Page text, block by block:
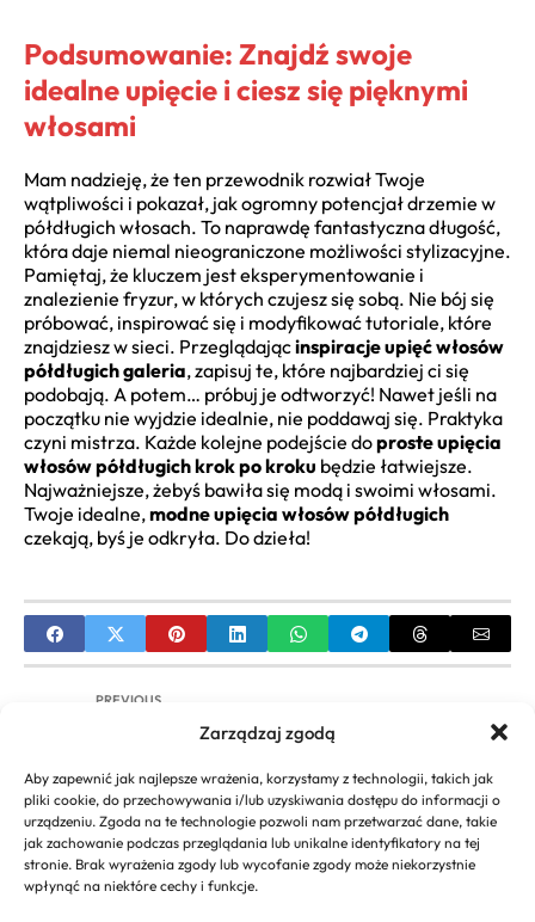
Zarządzaj zgodą
Aby zapewnić jak najlepsze wrażenia, korzystamy z technologii, takich jak
pliki cookie, do przechowywania i/lub uzyskiwania dostępu do informacji o
urządzeniu. Zgoda na te technologie pozwoli nam przetwarzać dane, takie
jak zachowanie podczas przeglądania lub unikalne identyfikatory na tej
stronie. Brak wyrażenia zgody lub wycofanie zgody może niekorzystnie
wpłynąć na niektóre cechy i funkcje.
Podsumowanie: Znajdź swoje
idealne upięcie i ciesz się pięknymi
włosami
Mam nadzieję, że ten przewodnik rozwiał Twoje
wątpliwości i pokazał, jak ogromny potencjał drzemie w
półdługich włosach. To naprawdę fantastyczna długość,
która daje niemal nieograniczone możliwości stylizacyjne.
Pamiętaj, że kluczem jest eksperymentowanie i
znalezienie fryzur, w których czujesz się sobą. Nie bój się
próbować, inspirować się i modyfikować tutoriale, które
znajdziesz w sieci. Przeglądającinspiracje upięć włosów
półdługich galeria, zapisuj te, które najbardziej ci się
podobają. A potem… próbuj je odtworzyć! Nawet jeśli na
początku nie wyjdzie idealnie, nie poddawaj się. Praktyka
czyni mistrza. Każde kolejne podejście doproste upięcia
włosów półdługich krok po kroku będzie łatwiejsze.
Najważniejsze, żebyś bawiła się modą i swoimi włosami.
Twoje idealne,modne upięcia włosów półdługich
czekają, byś je odkryła. Do dzieła!
PREVIOUS
Fryzury dla okrągłej twarzy po pięćdziesiątce |
NEXT
Modne Krótkie Cieniowane Włosy – Przewodnik i
Inspiracje